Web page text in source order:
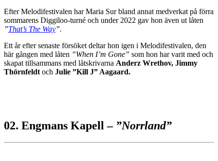
Efter Melodifestivalen har Maria Sur bland annat medverkat på förra
sommarens Diggiloo-turné och under 2022 gav hon även ut låten
”That’s The Way”.
Ett år efter senaste försöket deltar hon igen i Melodifestivalen, den
här gången med låten ”When I’m Gone” som hon har varit med och
skapat tillsammans med låtskrivarna Anderz Wrethov, Jimmy
Thörnfeldtoch Julie ”Kill J” Aagaard.
02. Engmans Kapell – ”Norrland”